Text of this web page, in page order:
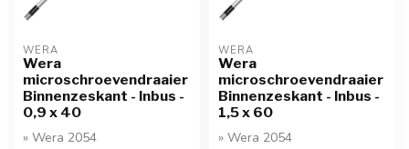
WERA
Wera
microschroevendraaier
Binnenzeskant - Inbus -
0,9 x 40
» Wera 2054
WERA
Wera
microschroevendraaier
Binnenzeskant - Inbus -
1,5 x 60
» Wera 2054